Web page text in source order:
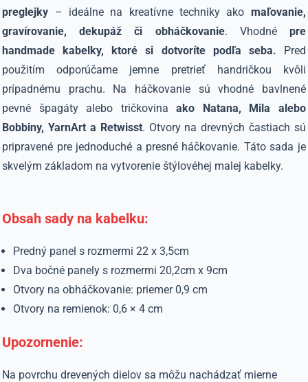
preglejky – ideálne na kreatívne techniky ako maľovanie,
gravírovanie, dekupáž či obháčkovanie. Vhodné pre
handmade kabelky, ktoré si dotvoríte podľa seba. Pred
použitím odporúčame jemne pretrieť handričkou kvôli
prípadnému prachu. Na háčkovanie sú vhodné bavlnené
pevné špagáty alebo tričkovina ako Natana, Mila alebo
Bobbiny, YarnArt a Retwisst. Otvory na drevných častiach sú
pripravené pre jednoduché a presné háčkovanie. Táto sada je
skvelým základom na vytvorenie štýlovéhej malej kabelky.
Obsah sady na kabelku:
Predný panel s rozmermi 22 x 3,5cm
Dva bočné panely s rozmermi 20,2cm x 9cm
Otvory na obháčkovanie: priemer 0,9 cm
Otvory na remienok: 0,6 × 4 cm
Upozornenie:
Na povrchu drevených dielov sa môžu nachádzať mierne